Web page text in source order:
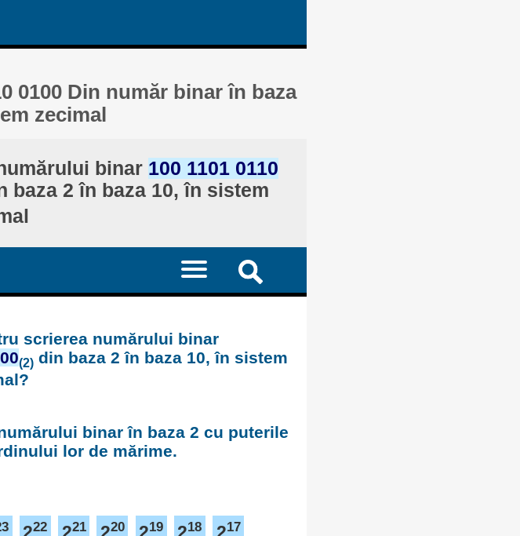
0100 Din număr binar în baza
zecimal
binar 100 1101 0110
baza 2 în baza 10, în sistem
scrierea numărului binar
(2) din baza 2 în baza 10, în sistem
binar în baza 2 cu puterile
lor de mărime.
22
21
20
19
18
17